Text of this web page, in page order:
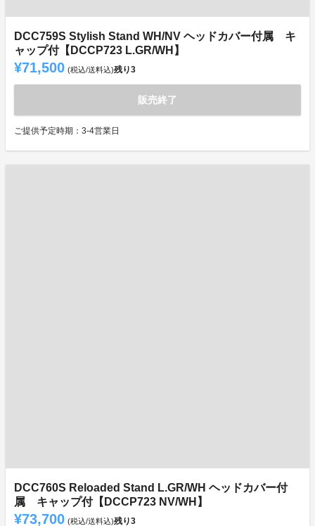
DCC759S Stylish Stand WH/NV ヘッドカバー付属 キ
ャップ付【DCCP723 L.GR/WH】
¥71,500 (税込/送料込)残り3
販売終了
ご提供予定時期：3-4営業日
DCC760S Reloaded Stand L.GR/WH ヘッドカバー付
属 キャップ付【DCCP723 NV/WH】
¥73,700 (税込/送料込)残り3